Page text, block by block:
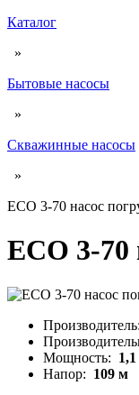
Каталог
»
Бытовые насосы
»
Скважинные насосы
»
ECO 3-70 насос
ECO 3-70
Производитель:
Мощность:
Напор: 109 м